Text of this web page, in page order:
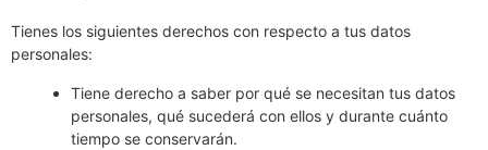
Tienes los siguientes derechos con respecto a tus datos
personales:
Tiene derecho a saber por qué se necesitan tus datos
personales, qué sucederá con ellos y durante cuánto
tiempo se conservarán.